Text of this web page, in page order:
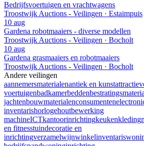
Bedrijfsvoertuigen en vrachtwagens
Troostwijk Auctions - Veilingen · Estaimpuis
10 aug
Gardena robotmaaiers - diverse modellen
Troostwijk Auctions - Veilingen · Bocholt
10 aug
Gardena grasmaaiers en robotmaaiers
Troostwijk Auctions - Veilingen · Bocholt
Andere veilingen
aannemersmaterialenantiek en kunst
voertuigenbadkamerbedden
jachtenbouwmaterialen
inventarishorlogehoutbewerking
machineICTkantoorinrichtingkeukenkleding
en fitnesstuindecoratie en
inrichtingverzamelwijnwinkelinventaris